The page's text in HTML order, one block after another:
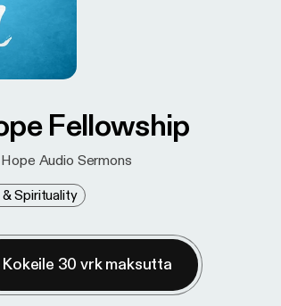
Fellowship
Audio Sermons
Spirituality
Kokeile 30 vrk maksutta